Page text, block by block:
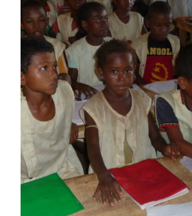
L’équipement à l’école
VOIR LE DÉTAIL